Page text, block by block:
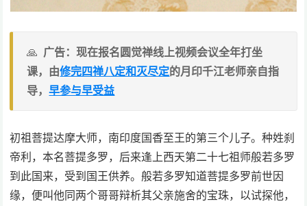
广告：现在报名圆觉禅线上视频会议全年打坐
课，由修完四禅八定和灭尽定的月印千江老师亲自指
导，早参与早受益
初祖菩提达摩大师，南印度国香至王的第三个儿子。种姓刹
帝利，本名菩提多罗，后来逢上西天第二十七祖师般若多罗
到此国来，受到国王供养。般若多罗知道菩提多罗前世因
缘，便叫他同两个哥哥辩析其父亲施舍的宝珠，以试探他，